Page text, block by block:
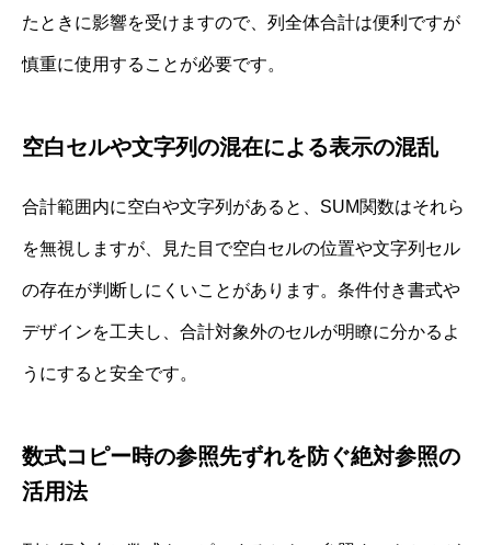
たときに影響を受けますので、列全体合計は便利ですが
慎重に使用することが必要です。
空白セルや文字列の混在による表示の混乱
合計範囲内に空白や文字列があると、SUM関数はそれら
を無視しますが、見た目で空白セルの位置や文字列セル
の存在が判断しにくいことがあります。条件付き書式や
デザインを工夫し、合計対象外のセルが明瞭に分かるよ
うにすると安全です。
数式コピー時の参照先ずれを防ぐ絶対参照の
活用法